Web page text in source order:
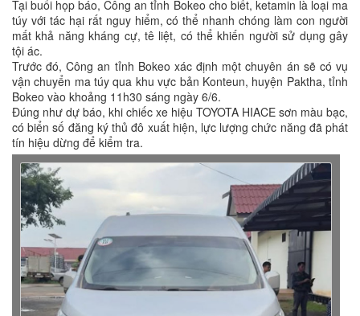
Tại buổi họp báo, Công an tỉnh Bokeo cho biết, ketamin là loại ma
túy với tác hại rất nguy hiểm, có thể nhanh chóng làm con người
mất khả năng kháng cự, tê liệt, có thể khiến người sử dụng gây
tội ác.
Trước đó, Công an tỉnh Bokeo xác định một chuyên án sẽ có vụ
vận chuyển ma túy qua khu vực bản Konteun, huyện Paktha, tỉnh
Bokeo vào khoảng 11h30 sáng ngày 6/6.
Đúng như dự báo, khi chiếc xe hiệu TOYOTA HIACE sơn màu bạc,
có biển số đăng ký thủ đô xuất hiện, lực lượng chức năng đã phát
tín hiệu dừng để kiểm tra.